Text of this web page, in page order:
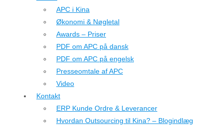
APC i Kina
Økonomi & Nøgletal
Awards – Priser
PDF om APC på dansk
PDF om APC på engelsk
Presseomtale af APC
Video
Kontakt
ERP Kunde Ordre & Leverancer
Hvordan Outsourcing til Kina? – Blogindlæg